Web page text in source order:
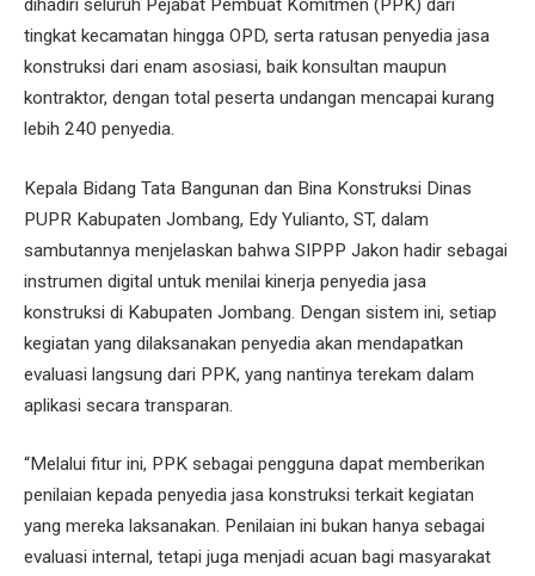
dihadiri seluruh Pejabat Pembuat Komitmen (PPK) dari
tingkat kecamatan hingga OPD, serta ratusan penyedia jasa
konstruksi dari enam asosiasi, baik konsultan maupun
kontraktor, dengan total peserta undangan mencapai kurang
lebih 240 penyedia.
Kepala Bidang Tata Bangunan dan Bina Konstruksi Dinas
PUPR Kabupaten Jombang, Edy Yulianto, ST, dalam
sambutannya menjelaskan bahwa SIPPP Jakon hadir sebagai
instrumen digital untuk menilai kinerja penyedia jasa
konstruksi di Kabupaten Jombang. Dengan sistem ini, setiap
kegiatan yang dilaksanakan penyedia akan mendapatkan
evaluasi langsung dari PPK, yang nantinya terekam dalam
aplikasi secara transparan.
“Melalui fitur ini, PPK sebagai pengguna dapat memberikan
penilaian kepada penyedia jasa konstruksi terkait kegiatan
yang mereka laksanakan. Penilaian ini bukan hanya sebagai
evaluasi internal, tetapi juga menjadi acuan bagi masyarakat